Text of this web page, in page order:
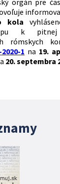
orgán pre
kola
k
rómskych
1 na 19.
20. septembra